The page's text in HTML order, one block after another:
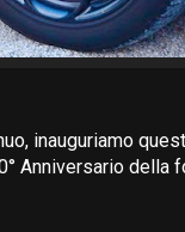
inauguriamo
Anniversario della